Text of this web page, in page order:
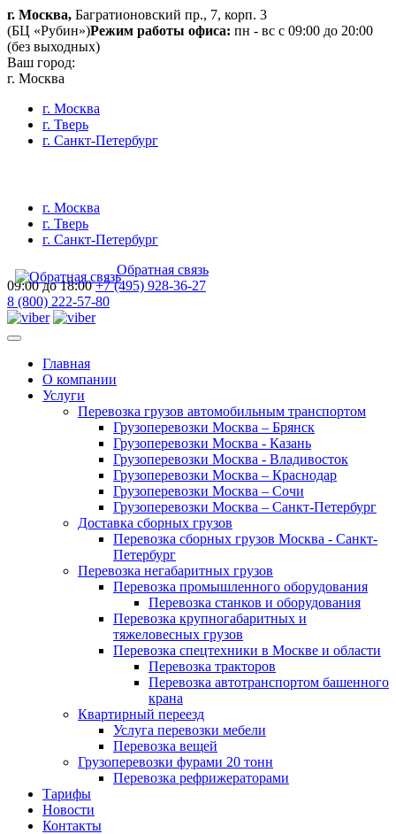
г. Москва, Багратионовский пр., 7, корп. 3
(БЦ «Рубин»)Режим работы офиса: пн - вс с 09:00 до 20:00
(без выходных)
Ваш город:
г. Москва
г. Москва
г. Тверь
г. Санкт-Петербург
г. Москва
г. Тверь
г. Санкт-Петербург
Обратная связь
09:00 до 18:00 +7 (495) 928-36-27
8 (800) 222-57-80
Главная
О компании
Услуги
Перевозка грузов автомобильным транспортом
Грузоперевозки Москва – Брянск
Грузоперевозки Москва - Казань
Грузоперевозки Москва - Владивосток
Грузоперевозки Москва – Краснодар
Грузоперевозки Москва – Сочи
Грузоперевозки Москва – Санкт-Петербург
Доставка сборных грузов
Перевозка сборных грузов Москва - Санкт-
Петербург
Перевозка негабаритных грузов
Перевозка промышленного оборудования
Перевозка станков и оборудования
Перевозка крупногабаритных и
тяжеловесных грузов
Перевозка спецтехники в Москве и области
Перевозка тракторов
Перевозка автотранспортом башенного
крана
Квартирный переезд
Услуга перевозки мебели
Перевозка вещей
Грузоперевозки фурами 20 тонн
Перевозка рефрижераторами
Тарифы
Новости
Контакты